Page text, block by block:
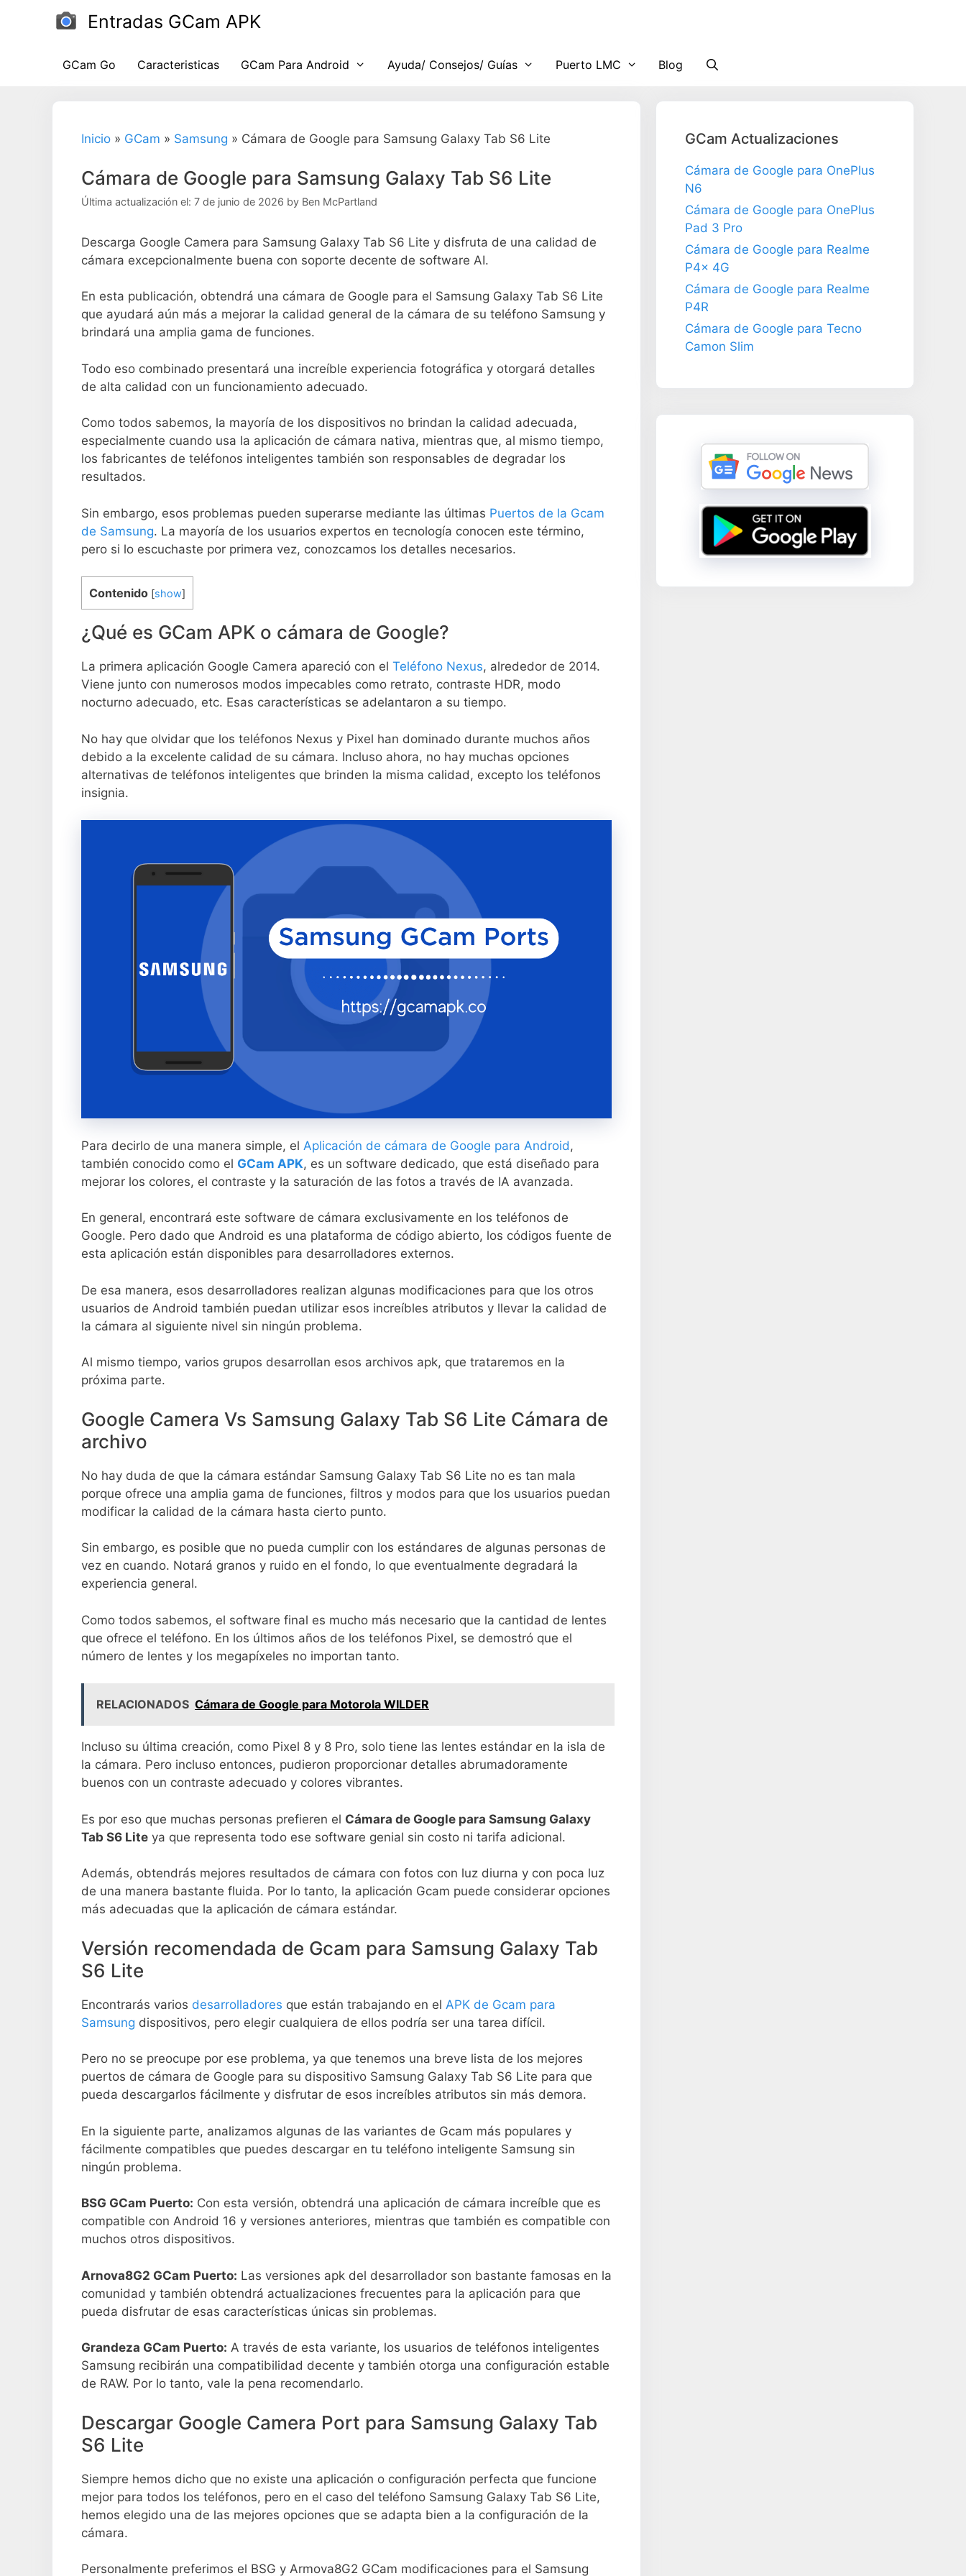
Entradas GCam APK
GCam Go Caracteristicas GCam Para Android Ayuda/ Consejos/ Guías Puerto LMC Blog
Inicio » GCam » Samsung » Cámara de Google para Samsung Galaxy Tab S6 Lite
Cámara de Google para Samsung Galaxy Tab S6 Lite
Última actualización el: 7 de junio de 2026 by Ben McPartland
Descarga Google Camera para Samsung Galaxy Tab S6 Lite y disfruta de una calidad de
cámara excepcionalmente buena con soporte decente de software AI.
En esta publicación, obtendrá una cámara de Google para el Samsung Galaxy Tab S6 Lite
que ayudará aún más a mejorar la calidad general de la cámara de su teléfono Samsung y
brindará una amplia gama de funciones.
Todo eso combinado presentará una increíble experiencia fotográfica y otorgará detalles
de alta calidad con un funcionamiento adecuado.
Como todos sabemos, la mayoría de los dispositivos no brindan la calidad adecuada,
especialmente cuando usa la aplicación de cámara nativa, mientras que, al mismo tiempo,
los fabricantes de teléfonos inteligentes también son responsables de degradar los
resultados.
Sin embargo, esos problemas pueden superarse mediante las últimas Puertos de la Gcam
de Samsung. La mayoría de los usuarios expertos en tecnología conocen este término,
pero si lo escuchaste por primera vez, conozcamos los detalles necesarios.
Contenido [show]
¿Qué es GCam APK o cámara de Google?
La primera aplicación Google Camera apareció con el Teléfono Nexus, alrededor de 2014.
Viene junto con numerosos modos impecables como retrato, contraste HDR, modo
nocturno adecuado, etc. Esas características se adelantaron a su tiempo.
No hay que olvidar que los teléfonos Nexus y Pixel han dominado durante muchos años
debido a la excelente calidad de su cámara. Incluso ahora, no hay muchas opciones
alternativas de teléfonos inteligentes que brinden la misma calidad, excepto los teléfonos
insignia.
Para decirlo de una manera simple, el Aplicación de cámara de Google para Android ,
también conocido como el GCam APK, es un software dedicado, que está diseñado para
mejorar los colores, el contraste y la saturación de las fotos a través de IA avanzada.
En general, encontrará este software de cámara exclusivamente en los teléfonos de
Google. Pero dado que Android es una plataforma de código abierto, los códigos fuente de
esta aplicación están disponibles para desarrolladores externos.
De esa manera, esos desarrolladores realizan algunas modificaciones para que los otros
usuarios de Android también puedan utilizar esos increíbles atributos y llevar la calidad de
la cámara al siguiente nivel sin ningún problema.
Al mismo tiempo, varios grupos desarrollan esos archivos apk, que trataremos en la
próxima parte.
Google Camera Vs Samsung Galaxy Tab S6 Lite Cámara de
archivo
No hay duda de que la cámara estándar Samsung Galaxy Tab S6 Lite no es tan mala
porque ofrece una amplia gama de funciones, filtros y modos para que los usuarios puedan
modificar la calidad de la cámara hasta cierto punto.
Sin embargo, es posible que no pueda cumplir con los estándares de algunas personas de
vez en cuando. Notará granos y ruido en el fondo, lo que eventualmente degradará la
experiencia general.
Como todos sabemos, el software final es mucho más necesario que la cantidad de lentes
que ofrece el teléfono. En los últimos años de los teléfonos Pixel, se demostró que el
número de lentes y los megapíxeles no importan tanto.
RELACIONADOS Cámara de Google para Motorola WILDER
Incluso su última creación, como Pixel 8 y 8 Pro, solo tiene las lentes estándar en la isla de
la cámara. Pero incluso entonces, pudieron proporcionar detalles abrumadoramente
buenos con un contraste adecuado y colores vibrantes.
Es por eso que muchas personas prefieren el Cámara de Google para Samsung Galaxy
Tab S6 Lite ya que representa todo ese software genial sin costo ni tarifa adicional.
Además, obtendrás mejores resultados de cámara con fotos con luz diurna y con poca luz
de una manera bastante fluida. Por lo tanto, la aplicación Gcam puede considerar opciones
más adecuadas que la aplicación de cámara estándar.
Versión recomendada de Gcam para Samsung Galaxy Tab
S6 Lite
Encontrarás varios desarrolladores que están trabajando en el APK de Gcam para
Samsung dispositivos, pero elegir cualquiera de ellos podría ser una tarea difícil.
Pero no se preocupe por ese problema, ya que tenemos una breve lista de los mejores
puertos de cámara de Google para su dispositivo Samsung Galaxy Tab S6 Lite para que
pueda descargarlos fácilmente y disfrutar de esos increíbles atributos sin más demora.
En la siguiente parte, analizamos algunas de las variantes de Gcam más populares y
fácilmente compatibles que puedes descargar en tu teléfono inteligente Samsung sin
ningún problema.
BSG GCam Puerto: Con esta versión, obtendrá una aplicación de cámara increíble que es
compatible con Android 16 y versiones anteriores, mientras que también es compatible con
muchos otros dispositivos.
Arnova8G2 GCam Puerto: Las versiones apk del desarrollador son bastante famosas en la
comunidad y también obtendrá actualizaciones frecuentes para la aplicación para que
pueda disfrutar de esas características únicas sin problemas.
Grandeza GCam Puerto: A través de esta variante, los usuarios de teléfonos inteligentes
Samsung recibirán una compatibilidad decente y también otorga una configuración estable
de RAW. Por lo tanto, vale la pena recomendarlo.
Descargar Google Camera Port para Samsung Galaxy Tab
S6 Lite
Siempre hemos dicho que no existe una aplicación o configuración perfecta que funcione
mejor para todos los teléfonos, pero en el caso del teléfono Samsung Galaxy Tab S6 Lite,
hemos elegido una de las mejores opciones que se adapta bien a la configuración de la
cámara.
Personalmente preferimos el BSG y Armova8G2 GCam modificaciones para el Samsung
GCam Actualizaciones
Cámara de Google para OnePlus
N6
Cámara de Google para OnePlus
Pad 3 Pro
Cámara de Google para Realme
P4x 4G
Cámara de Google para Realme
P4R
Cámara de Google para Tecno
Camon Slim